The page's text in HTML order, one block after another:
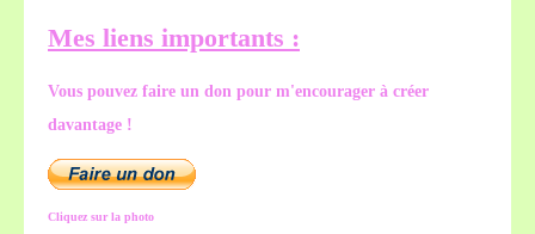
Mes liens importants :
Vous pouvez faire un don pour m'encourager à créer
davantage !
Cliquez sur la photo